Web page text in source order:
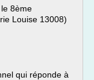
8ème
Louise 13008)
qui réponde à